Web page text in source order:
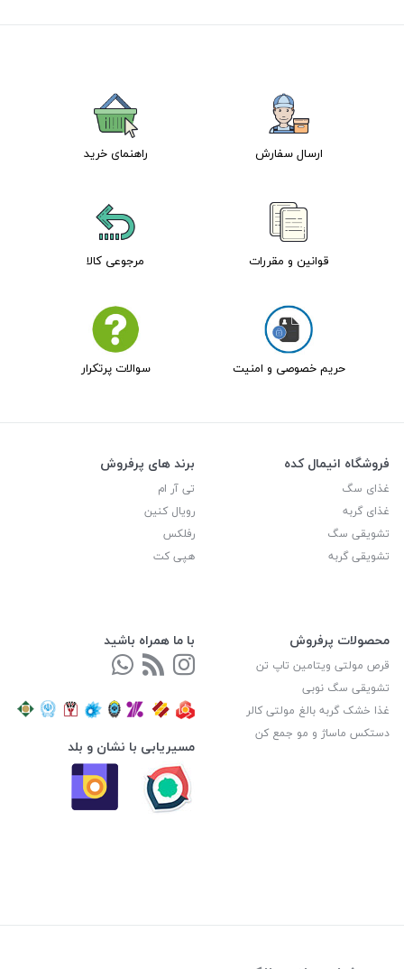
ارسال سفارش راهنمای خرید
قوانین و مقررات مرجوعی کالا
حریم خصوصی و امنیت سوالات پرتکرار
فروشگاه انیمال کده
غذای سگ
غذای گربه
تشویقی سگ
تشویقی گربه
برند های پرفروش
تی آر ام
رویال کنین
رفلکس
هپی کت
محصولات پرفروش
قرص مولتی ویتامین تاپ تن
تشویقی سگ نوبی
غذا خشک گربه بالغ مولتی کالر
دستکس ماساژ و مو جمع کن
با ما همراه باشید
مسیریابی با نشان و بلد